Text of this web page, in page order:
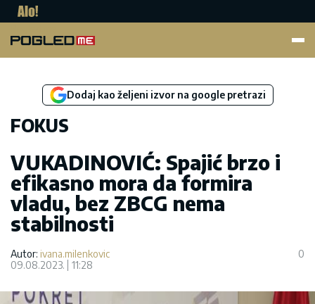
Dodaj kao željeni izvor na google pretrazi
FOKUS
VUKADINOVIĆ: Spajić brzo i
efikasno mora da formira
vladu, bez ZBCG nema
stabilnosti
Autor: ivana.milenkovic
09.08.2023.
11:28
0